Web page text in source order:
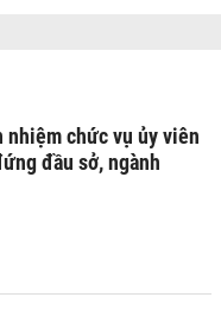
nhiệm chức vụ ủy viên
đầu sở, ngành